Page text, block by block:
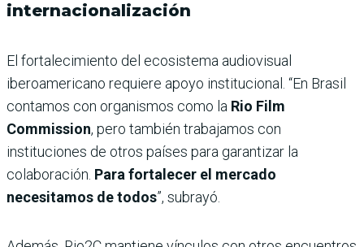
internacionalización
El fortalecimiento del ecosistema audiovisual
iberoamericano requiere apoyo institucional. “En Brasil
contamos con organismos como la Rio Film
Commission, pero también trabajamos con
instituciones de otros países para garantizar la
colaboración. Para fortalecer el mercado
necesitamos de todos”, subrayó.